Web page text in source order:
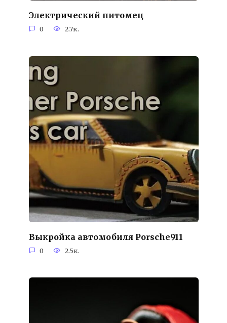
Электрический питомец
0 2.7к.
Выкройка автомобиля Porsche911
0 2.5к.